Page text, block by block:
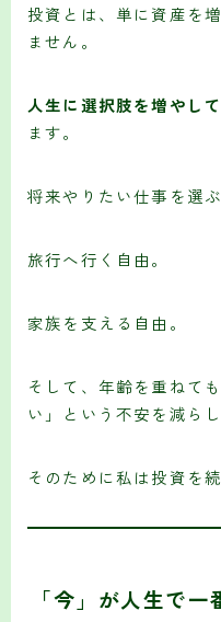
投資とは、単に資産を
ません。
人生に選択肢を増やし
ます。
将来やりたい仕事を選ぶ
旅行へ行く自由。
家族を支える自由。
そして、年齢を重ねて
い」という不安を減ら
そのために私は投資を
「今」が人生で一